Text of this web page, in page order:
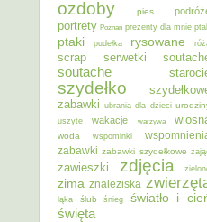
ozdoby pies
portrety Poznań prezenty dla mnie
ptaki pudełka rysowane
scrap serwetki
soutache
szydełko
zabawki ubrania dla dzieci
uszyte wakacje warzywa
woda wspominki
zabawki zabawki szydełkowe
zawieszki zdjęcia
zima znaleziska
łąka ślub śnieg światło i
święta